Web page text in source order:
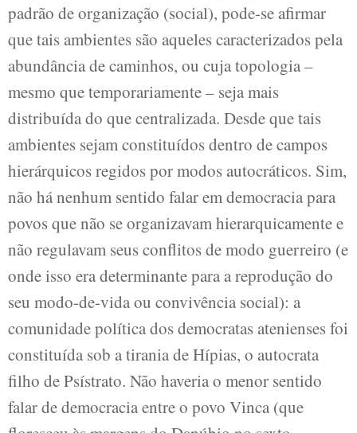
padrão de organização (social), pode-se afirmar
que tais ambientes são aqueles caracterizados pela
abundância de caminhos, ou cuja topologia –
mesmo que temporariamente – seja mais
distribuída do que centralizada. Desde que tais
ambientes sejam constituídos dentro de campos
hierárquicos regidos por modos autocráticos. Sim,
não há nenhum sentido falar em democracia para
povos que não se organizavam hierarquicamente e
não regulavam seus conflitos de modo guerreiro (e
onde isso era determinante para a reprodução do
seu modo-de-vida ou convivência social): a
comunidade política dos democratas atenienses foi
constituída sob a tirania de Hípias, o autocrata
filho de Psístrato. Não haveria o menor sentido
falar de democracia entre o povo Vinca (que